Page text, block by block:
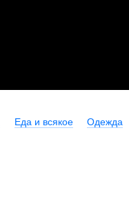
Еда и всякое Одежда